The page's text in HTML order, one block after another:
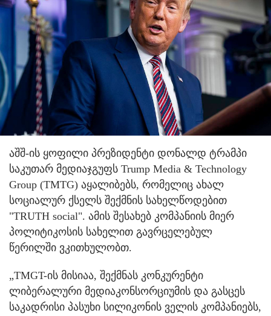
აშშ-ის ყოფილი პრეზიდენტი დონალდ ტრამპი
საკუთარ მედიაჯგუფს Trump Media & Technology
Group (TMTG) აყალიბებს, რომელიც ახალ
სოციალურ ქსელს შექმნის სახელწოდებით
"TRUTH social". ამის შესახებ კომპანიის მიერ
პოლიტიკოსის სახელით გავრცელებულ
წერილში ვკითხულობთ.
„TMGT-ის მისიაა, შექმნას კონკურენტი
ლიბერალური მედიაკონსორციუმის და გასცეს
საკადრისი პასუხი სილიკონის ველის კომპანიებს,